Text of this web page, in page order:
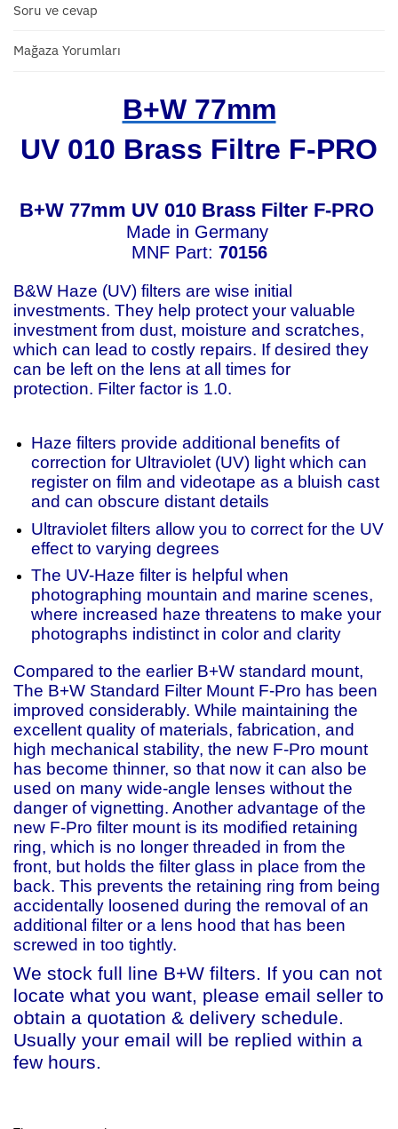
Soru ve cevap
Mağaza Yorumları
B+W 77mm
UV 010 Brass Filtre F-PRO
B+W 77mm UV 010 Brass Filter F-PRO
Made in Germany
MNF Part: 70156
B&W Haze (UV) filters are wise initial
investments. They help protect your valuable
investment from dust, moisture and scratches,
which can lead to costly repairs. If desired they
can be left on the lens at all times for
protection. Filter factor is 1.0.
Haze filters provide additional benefits of
correction for Ultraviolet (UV) light which can
register on film and videotape as a bluish cast
and can obscure distant details
Ultraviolet filters allow you to correct for the UV
effect to varying degrees
The UV-Haze filter is helpful when
photographing mountain and marine scenes,
where increased haze threatens to make your
photographs indistinct in color and clarity
Compared to the earlier B+W standard mount,
The B+W Standard Filter Mount F-Pro has been
improved considerably. While maintaining the
excellent quality of materials, fabrication, and
high mechanical stability, the new F-Pro mount
has become thinner, so that now it can also be
used on many wide-angle lenses without the
danger of vignetting. Another advantage of the
new F-Pro filter mount is its modified retaining
ring, which is no longer threaded in from the
front, but holds the filter glass in place from the
back. This prevents the retaining ring from being
accidentally loosened during the removal of an
additional filter or a lens hood that has been
screwed in too tightly.
We stock full line B+W filters. If you can not
locate what you want, please email seller to
obtain a quotation & delivery schedule.
Usually your email will be replied within a
few hours.